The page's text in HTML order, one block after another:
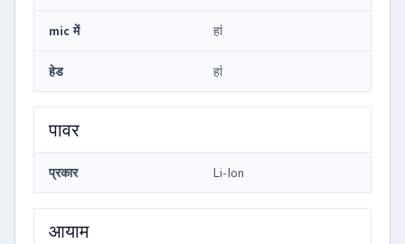
mic में हां
हेड हां
पावर
प्रकार Li-Ion
आयाम